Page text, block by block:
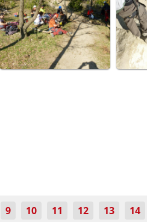
9 10 11 12 13 14